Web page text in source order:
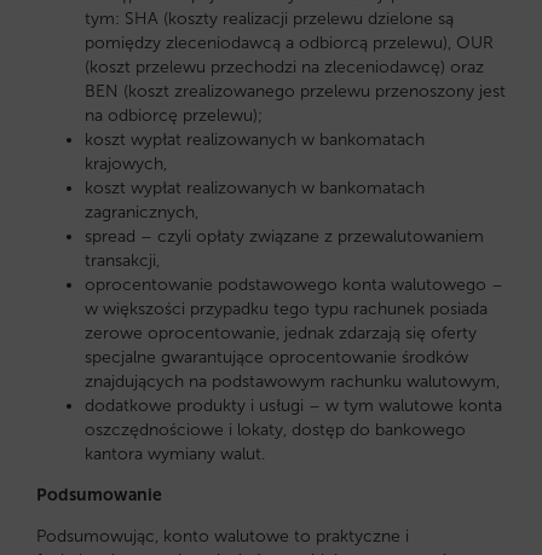
tym: SHA (koszty realizacji przelewu dzielone są
pomiędzy zleceniodawcą a odbiorcą przelewu), OUR
(koszt przelewu przechodzi na zleceniodawcę) oraz
BEN (koszt zrealizowanego przelewu przenoszony jest
na odbiorcę przelewu);
koszt wypłat realizowanych w bankomatach
krajowych,
koszt wypłat realizowanych w bankomatach
zagranicznych,
spread – czyli opłaty związane z przewalutowaniem
transakcji,
oprocentowanie podstawowego konta walutowego –
w większości przypadku tego typu rachunek posiada
zerowe oprocentowanie, jednak zdarzają się oferty
specjalne gwarantujące oprocentowanie środków
znajdujących na podstawowym rachunku walutowym,
dodatkowe produkty i usługi – w tym walutowe konta
oszczędnościowe i lokaty, dostęp do bankowego
kantora wymiany walut.
Podsumowanie
Podsumowując, konto walutowe to praktyczne i